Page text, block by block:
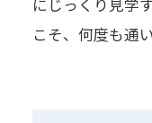
にじっくり見学
こそ、何度も通